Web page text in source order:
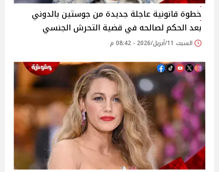
خطوة قانونية عاجلة جديدة من جوستين بالدوني
بعد الحكم لصالحه في قضية التحرش الجنسي
السبت 11/أبريل/2026 - 08:42 م